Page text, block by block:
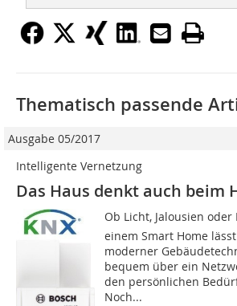
Thematisch passende
Ausgabe 05/2017
Intelligente Vernetzung
Das Haus denkt auch beim
Ob Licht, Jalousien oder
einem Smart Home
moderner
bequem über ein
den persönlichen
Noch...